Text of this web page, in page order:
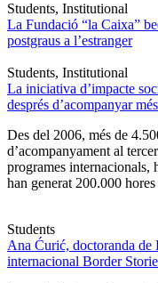
Students, Institutional
La Fundació “la Caixa”
postgraus a l’estranger
Students, Institutional
La iniciativa d’impacte
després d’acompanyar
Des del 2006, més de
d’acompanyament al
programes internacionals,
han generat 200.000
Students
Ana Ćurić, doctoranda
internacional Border